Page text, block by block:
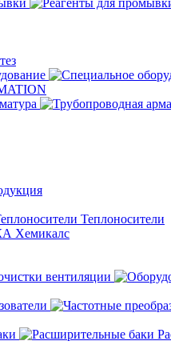
Теплоносители
Хемикалс